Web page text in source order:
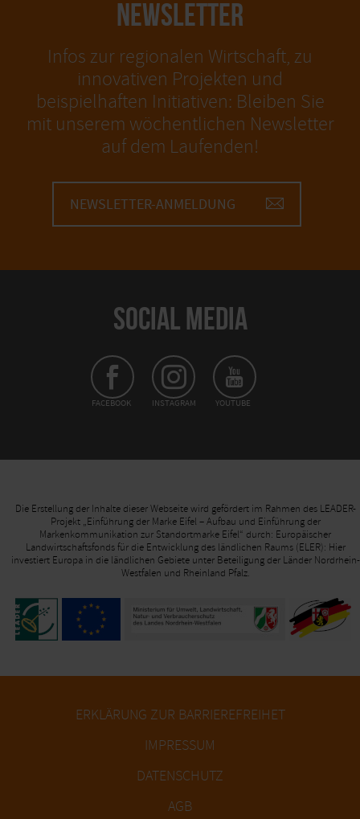
NEWSLETTER
Infos zur regionalen Wirtschaft, zu
innovativen Projekten und
beispielhaften Initiativen: Bleiben Sie
mit unserem wöchentlichen Newsletter
auf dem Laufenden!
NEWSLETTER-ANMELDUNG
SOCIAL MEDIA
FACEBOOK INSTAGRAM YOUTUBE
Die Erstellung der Inhalte dieser Webseite wird gefördert im Rahmen des LEADER-
Projekt „Einführung der Marke Eifel – Aufbau und Einführung der
Markenkommunikation zur Standortmarke Eifel“ durch: Europäischer
Landwirtschaftsfonds für die Entwicklung des ländlichen Raums (ELER): Hier
investiert Europa in die ländlichen Gebiete unter Beteiligung der Länder Nordrhein-
Westfalen und Rheinland Pfalz.
ERKLÄRUNG ZUR BARRIEREFREIHET
IMPRESSUM
DATENSCHUTZ
AGB